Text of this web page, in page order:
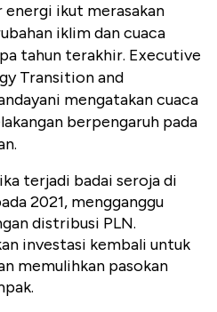
ikut merasakan
iklim dan cuaca
tahun terakhir. Executive
Transition and
mengatakan cuaca
berpengaruh pada
terjadi badai seroja di
2021, mengganggu
distribusi PLN.
investasi kembali untuk
memulihkan pasokan